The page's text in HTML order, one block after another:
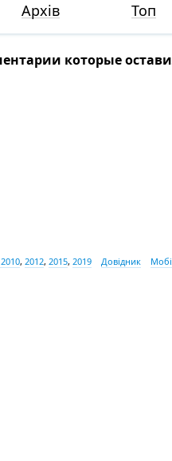
Архів Топ
которые
, 2012, 2015, 2019 Довідник